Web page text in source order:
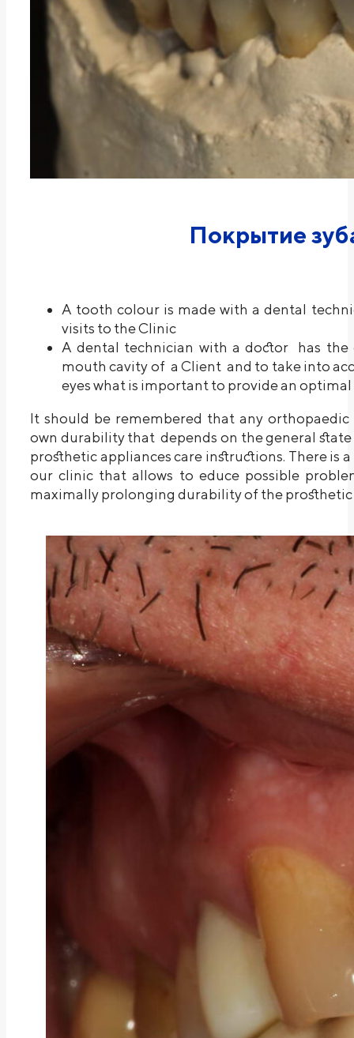
Покрытие
A tooth colour is made with a dental
visits to the Clinic
A dental technician with a doctor has
mouth cavity of a Client and to take into
eyes what is important to provide an optimal
It should be remembered that any
own durability that depends on the general
prosthetic appliances care instructions. There is
our clinic that allows to educe possible
maximally prolonging durability of the prosthetic